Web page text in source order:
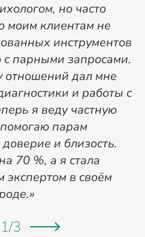
но часто
моим клиентам не
инструментов
парными запросами.
отношений дал мне
и работы с
я веду частную
парам
и близость.
70 %, а я стала
экспертом в своём
1/3